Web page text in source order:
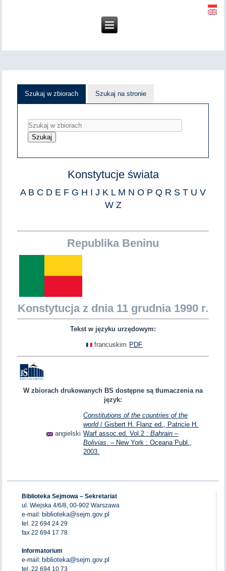
Szukaj w zbiorach Szukaj na stronie
Konstytucje świata
A B C D E F G H I J K L M N O P Q R S T U V
W Z
Republika Beninu
Konstytucja z dnia 11 grudnia 1990 r.
Tekst w języku urzędowym:
francuskim PDF
W zbiorach drukowanych BS dostępne są tłumaczenia na
język:
angielski
Constitutions of the countries of the
world/ Gisbert H. Flanz ed., Patricie H.
Warf assoc.ed. Vol.2 :Bahrain –
Bolivias. – New York : Oceana Publ.,
2003.
Biblioteka Sejmowa – Sekretariat
ul. Wiejska 4/6/8, 00-902 Warszawa
e-mail: biblioteka@sejm.gov.pl
tel. 22 694 24 29
fax 22 694 17 78
Informatorium
e-mail: biblioteka@sejm.gov.pl
tel. 22 694 10 73